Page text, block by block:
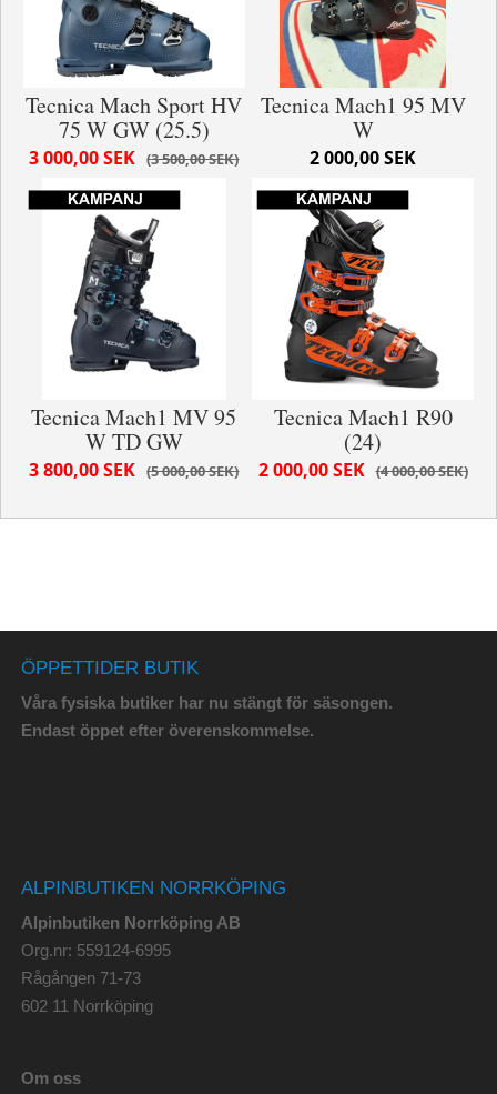
Tecnica Mach Sport HV
75 W GW (25.5)
3 500,00 SEK
3 000,00 SEK
Tecnica Mach1 95 MV
W
2 000,00 SEK
Tecnica Mach1 MV 95
W TD GW
5 000,00 SEK
3 800,00 SEK
Tecnica Mach1 R90
(24)
4 000,00 SEK
2 000,00 SEK
ÖPPETTIDER BUTIK
Våra fysiska butiker har nu stängt för säsongen.
Endast öppet efter överenskommelse.
ALPINBUTIKEN NORRKÖPING
Alpinbutiken Norrköping AB
Org.nr: 559124-6995
Rågången 71-73
602 11 Norrköping
Om oss